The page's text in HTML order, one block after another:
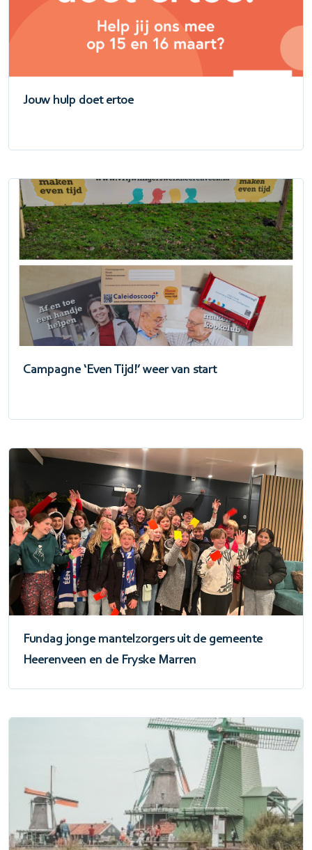
Jouw hulp doet ertoe
Campagne ‘Even Tijd!’ weer van start
Fundag jonge mantelzorgers uit de gemeente
Heerenveen en de Fryske Marren